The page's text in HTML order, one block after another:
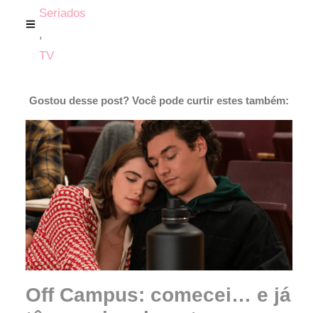
Seriados
,
TV
Gostou desse post? Você pode curtir estes também:
Off Campus: comecei… e já